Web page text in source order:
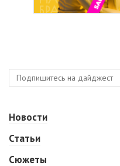
Новости
Статьи
Сюжеты